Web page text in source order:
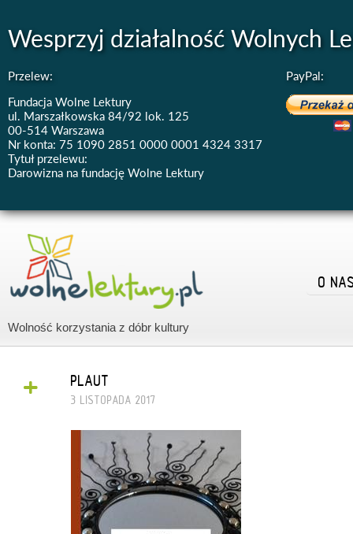
Wesprzyj działalność Wolnych
Przelew:
Fundacja Wolne Lektury
ul. Marszałkowska 84/92 lok. 125
00-514 Warszawa
Nr konta: 75 1090 2851 0000 0001 4324 3317
Tytuł przelewu:
Darowizna na fundację Wolne Lektury
PayPal:
Wolność korzystania z dóbr kultury
O
+ PLAUT
3 LISTOPADA 2017